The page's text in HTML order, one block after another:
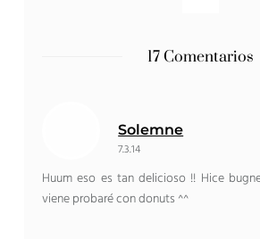
17 Comentarios
Solemne
7.3.14
Huum eso es tan delicioso !! Hice
viene probaré con donuts ^^